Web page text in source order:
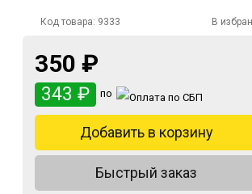
Код товара: 9333 В
350 ₽
343 ₽ по
Добавить в корзину
Быстрый заказ